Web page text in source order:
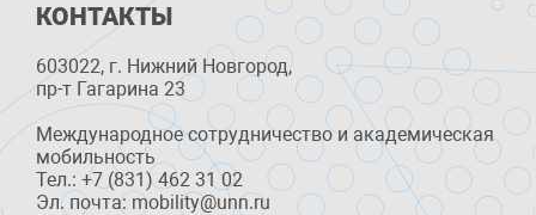
КОНТАКТЫ
603022, г. Нижний Новгород,
пр-т Гагарина 23
Международное сотрудничество и академическая
мобильность
Тел.: +7 (831) 462 31 02
Эл. почта: mobility@unn.ru